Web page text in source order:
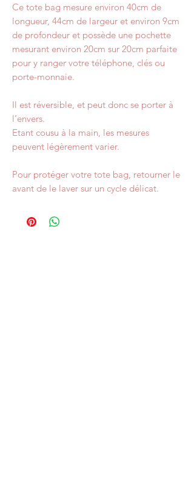
Ce tote bag mesure environ 40cm de
longueur, 44cm de largeur et environ 9cm
de profondeur et possède une pochette
mesurant environ 20cm sur 20cm parfaite
pour y ranger votre téléphone, clés ou
porte-monnaie.
Il est réversible, et peut donc se porter à
l’envers.
Etant cousu à la main, les mesures
peuvent légèrement varier.
Pour protéger votre tote bag, retourner le
avant de le laver sur un cycle délicat.